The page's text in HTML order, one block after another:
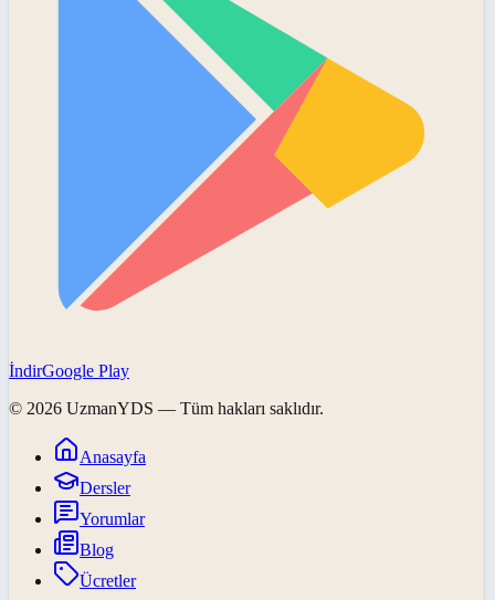
İndirGoogle Play
© 2026 UzmanYDS — Tüm hakları saklıdır.
Anasayfa
Dersler
Yorumlar
Blog
Ücretler